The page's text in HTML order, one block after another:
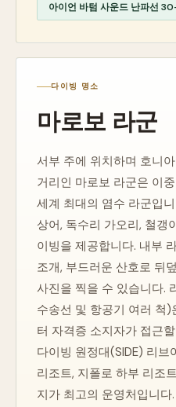
아이언 바텀 사운드 난파선
다이빙 명소
마로보 라군
서부 주에 위치하며 호니
거리인 마로보 라군은 이
세계 최대의 염수 라군입
상어, 독수리 가오리, 철갱
이빙을 제공합니다. 내부
조개, 부드러운 산호로 뒤
사진을 찍을 수 있습니다.
수송선 및 항공기 여러 척)
터 자격증 소지자가 접근
다이빙 원정대(SIDE) 리브
리조트, 지폴로 하부 리조
지가 최고의 운영처입니다